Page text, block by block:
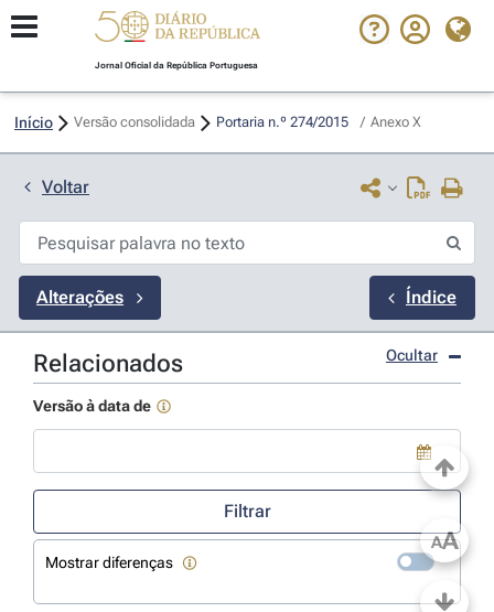
Jornal Oficial da República Portuguesa
Início Versão consolidada Portaria n.º 274/2015 / Anexo X
Voltar
Alterações Índice
Relacionados Ocultar
Versão à data de
Use a tecla de seta para baixo para abrir o calendário; Use as
Filtrar
Mostrar diferenças
AA